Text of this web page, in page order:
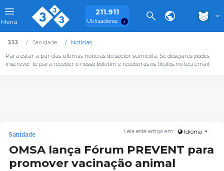
Menú
211.911
Utilizadores
333 Sanidade
Notícias
Para estar a par das últimas notícias do sector suinícola. Se desejares podes
inscrever-te para receber o nosso boletim e receberás os títulos no teu email.
Leia este artigo em: Idioma
Sanidade
OMSA lança Fórum PREVENT para
promover vacinação animal